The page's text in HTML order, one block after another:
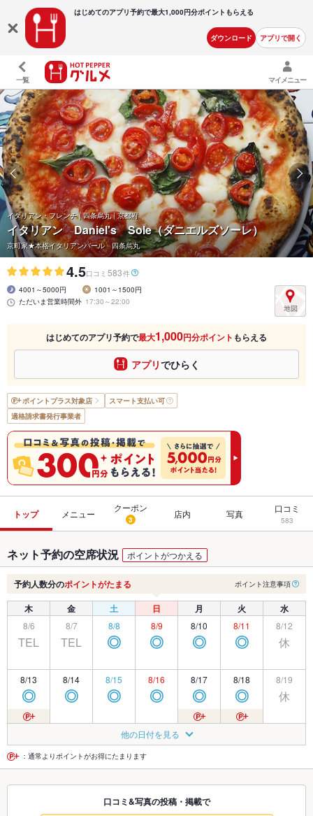
はじめてのアプリ予約で最大1,000円分ポイントもらえる
ダウンロード アプリで開く
一覧 マイメニュー
イタリアン・フレンチ | 四条烏丸 | 京都府
イタリアン Daniel's Sole（ダニエルズソーレ）
京町家★本格イタリアンバール 四条烏丸
4.5口コミ 583件
4001～5000円
1001～1500円
ただいま営業時間外 17:30～22:00
はじめてのアプリ予約で最大1,000円分ポイント もらえる
アプリでひらく
ポイントプラス対象店
スマート支払い可
適格請求書発行事業者
トップ メニュー
クーポン
3 店内 写真 口コミ
583
ネット予約の空席状況 ポイントがつかえる
予約人数分のポイントがたまる ポイント注意事項
木 金 土 日 月 火 水
8/6
TEL
8/7
TEL
8/8
◎
8/9
◎
8/10
◎
8/11
◎
8/12
休
8/13
◎
8/14
◎
8/15
◎
8/16
◎
8/17
◎
8/18
◎
8/19
休
◎ ◎
8/22
◎
8/23
◎
8/24
◎ ◎ 休
8/27 8/28 8/29
◎
8/30
◎
8/31
◎
9/1 9/2
他の日付を見る
：通常よりポイントがお得にたまります
口コミ&写真の投稿・掲載で